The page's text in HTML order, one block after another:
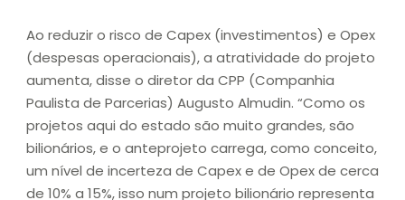
Ao reduzir o risco de Capex (investimentos) e Opex
(despesas operacionais), a atratividade do projeto
aumenta, disse o diretor da CPP (Companhia
Paulista de Parcerias) Augusto Almudin. “Como os
projetos aqui do estado são muito grandes, são
bilionários, e o anteprojeto carrega, como conceito,
um nível de incerteza de Capex e de Opex de cerca
de 10% a 15%, isso num projeto bilionário representa